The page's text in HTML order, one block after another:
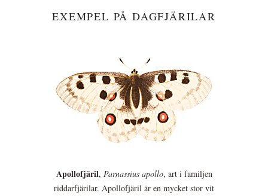
EXEMPEL PÅ DAGFJÄRILAR
Apollofjäril, Parnassius apollo, art i familjen
riddarfjärilar. Apollofjäril är en mycket stor vit